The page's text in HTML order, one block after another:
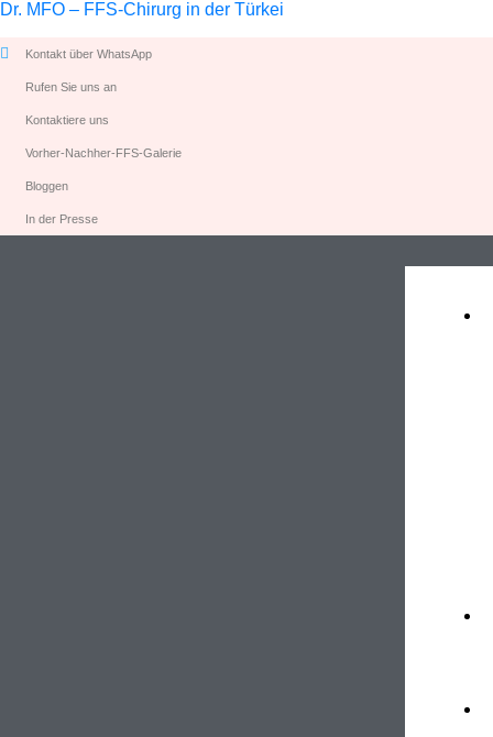
Dr. MFO – FFS-Chirurg in der Türkei
Kontakt über WhatsApp
Rufen Sie uns an
Kontaktiere uns
Vorher-Nachher-FFS-Galerie
Bloggen
In der Presse